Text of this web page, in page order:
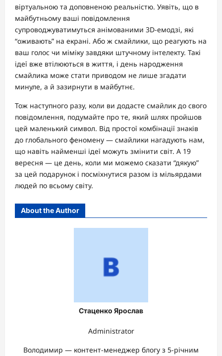
віртуальною та доповненою реальністю. Уявіть, що в
майбутньому ваші повідомлення
супроводжуватимуться анімованими 3D-емодзі, які
“оживають” на екрані. Або ж смайлики, що реагують на
ваш голос чи міміку завдяки штучному інтелекту. Такі
ідеї вже втілюються в життя, і день народження
смайлика може стати приводом не лише згадати
минуле, а й зазирнути в майбутнє.
Тож наступного разу, коли ви додасте смайлик до свого
повідомлення, подумайте про те, який шлях пройшов
цей маленький символ. Від простої комбінації знаків
до глобального феномену — смайлики нагадують нам,
що навіть найменші ідеї можуть змінити світ. А 19
вересня — це день, коли ми можемо сказати “дякую”
за цей подарунок і посміхнутися разом із мільярдами
людей по всьому світу.
About the Author
Стаценко Ярослав
Administrator
Володимир — контент-менеджер блогу з 5-річним